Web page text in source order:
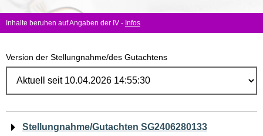
Inhalte beruhen auf Angaben der IV - Infos
Version der Stellungnahme/des Gutachtens
Navigation
Stellungnahme/Gutachten SG2406280133